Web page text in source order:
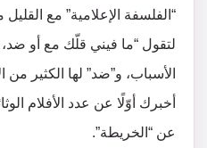
“الفلسفة الإعلامية” مع
لتقول “ما فيني قلّك مع أو ضد،
الأسباب، و”ضد” لها الكثير
أخبرك أوّلًا عن عدد الأفلام
عن “الخريطة”.